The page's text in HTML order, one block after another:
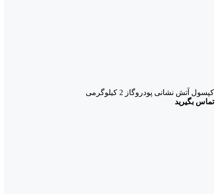
کپسول آتش نشانی پودروگاز 2 کیلوگرمی
تماس بگیرید